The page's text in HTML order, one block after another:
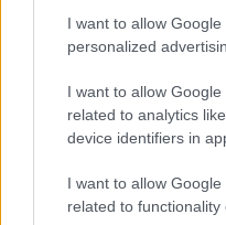
I want to allow
personalized
I want to allow
related to analytics
device identifiers in
I want to allow
related to functionality
non hanno trovato
ricercatori hanno
fantoccio con una
mummie extraterrestri
proveniente da un altro